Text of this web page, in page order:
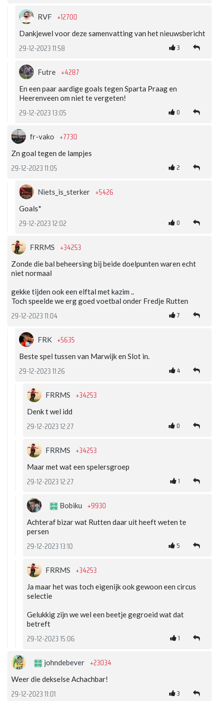
RVF +12700
Dankjewel voor deze samenvatting van het nieuwsbericht
29-12-2023 11:58 3
Futre +4287
En een paar aardige goals tegen Sparta Praag en
Heerenveen om niet te vergeten!
29-12-2023 13:05 0
fr-vako +7730
Zn goal tegen de lampjes
29-12-2023 11:05 2
Niets_is_sterker +5426
Goals*
29-12-2023 12:02 0
FRRMS +34253
Zonde die bal beheersing bij beide doelpunten waren echt
niet normaal
gekke tijden ook een elftal met kazim ..
Toch speelde we erg goed voetbal onder Fredje Rutten
29-12-2023 11:04 7
FRK +5635
Beste spel tussen van Marwijk en Slot in.
29-12-2023 11:26 4
FRRMS +34253
Denk t wel idd
29-12-2023 12:27 0
FRRMS +34253
Maar met wat een spelersgroep
29-12-2023 12:27 1
Bobiku +9930
Achteraf bizar wat Rutten daar uit heeft weten te
persen
29-12-2023 13:10 5
FRRMS +34253
Ja maar het was toch eigenijk ook gewoon een circus
selectie
Gelukkig zijn we wel een beetje gegroeid wat dat
betreft
29-12-2023 15:06 1
johndebever +23034
Weer die dekselse Achachbar!
29-12-2023 11:01 3